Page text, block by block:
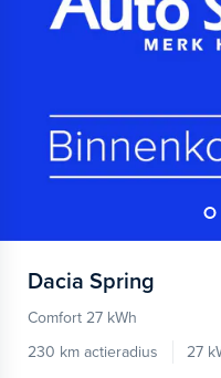
Dacia Spring
Comfort 27 kWh
230 km actieradius
27